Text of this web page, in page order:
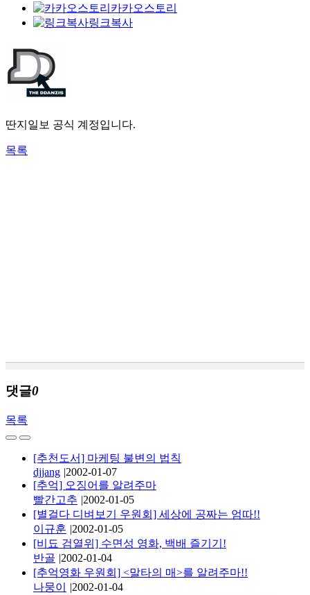
카카오스토리
링크복사
딴지일보 공식 계정입니다.
목록
댓글0
목록
[추천도서] 마케팅 불변의 법칙
djjang |2002-01-07
[추억] 오징어를 알려주마
빨간고추 |2002-01-05
[별걸다 디벼보기 우원회] 세상에 공짜는 엄따!!
이규훈 |2002-01-05
[비됴 검열위] 수면성 영화, 백배 즐기기!
반골 |2002-01-04
[추억영화 우원회] <말타의 매>를 알려주마!!
나뭉이
|2002-01-04